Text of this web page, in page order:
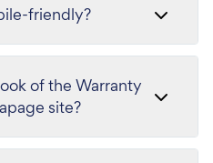
friendly?
of the Warranty
site?